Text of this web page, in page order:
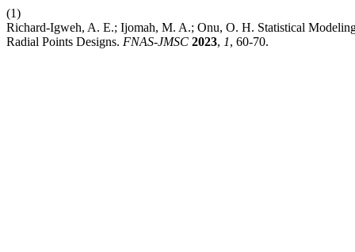
(1)
Richard-Igweh, A. E.; Ijomah, M. A.; Onu, O. H. Statistical
Radial Points Designs. FNAS-JMSC 2023, 1, 60-70.